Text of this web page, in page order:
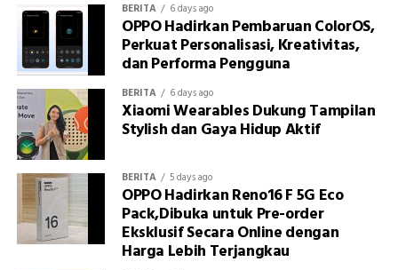
BERITA 6 days ago
OPPO Hadirkan Pembaruan ColorOS,
Perkuat Personalisasi, Kreativitas,
dan Performa Pengguna
BERITA 6 days ago
Xiaomi Wearables Dukung Tampilan
Stylish dan Gaya Hidup Aktif
BERITA 5 days ago
OPPO Hadirkan Reno16 F 5G Eco
Pack,Dibuka untuk Pre-order
Eksklusif Secara Online dengan
Harga Lebih Terjangkau